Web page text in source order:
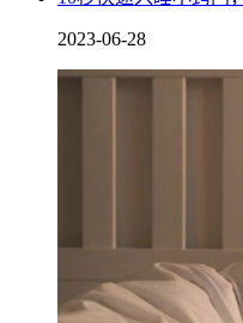
如果家里有桑葚、决明子
2023-06-28